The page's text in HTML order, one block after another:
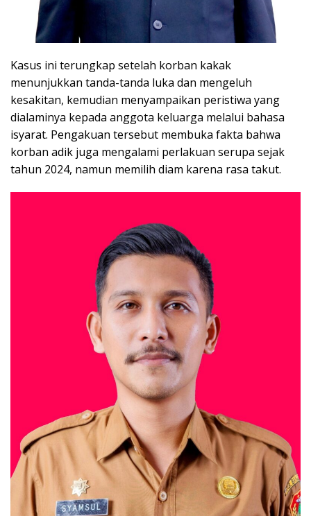
Kasus ini terungkap setelah korban kakak
menunjukkan tanda-tanda luka dan mengeluh
kesakitan, kemudian menyampaikan peristiwa yang
dialaminya kepada anggota keluarga melalui bahasa
isyarat. Pengakuan tersebut membuka fakta bahwa
korban adik juga mengalami perlakuan serupa sejak
tahun 2024, namun memilih diam karena rasa takut.